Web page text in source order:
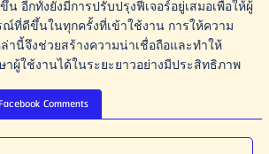
น อีกทั้งยังมีการปรับปรุงฟีเจอร์อยู่เสมอเพื่อให้ผู้
ที่ดีขึ้นในทุกครั้งที่เข้าใช้งาน การให้ความ
านี้จึงช่วยสร้างความน่าเชื่อถือและทำให้
ผู้ใช้งานได้ในระยะยาวอย่างมีประสิทธิภาพ
Facebook Comments